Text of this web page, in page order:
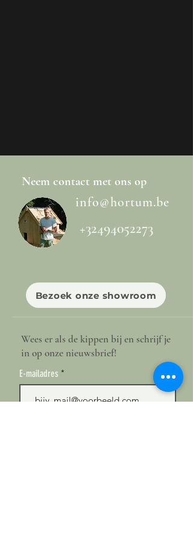
Neem contact met ons op
info@hortum.be
+32494052273
Bezoek onze showroom
Wees er als de kippen bij en schrijf je
in op onze nieuwsbrief!
E-mailadres